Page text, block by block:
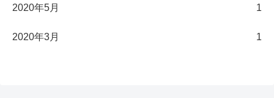
2020年5月 1
2020年3月 1